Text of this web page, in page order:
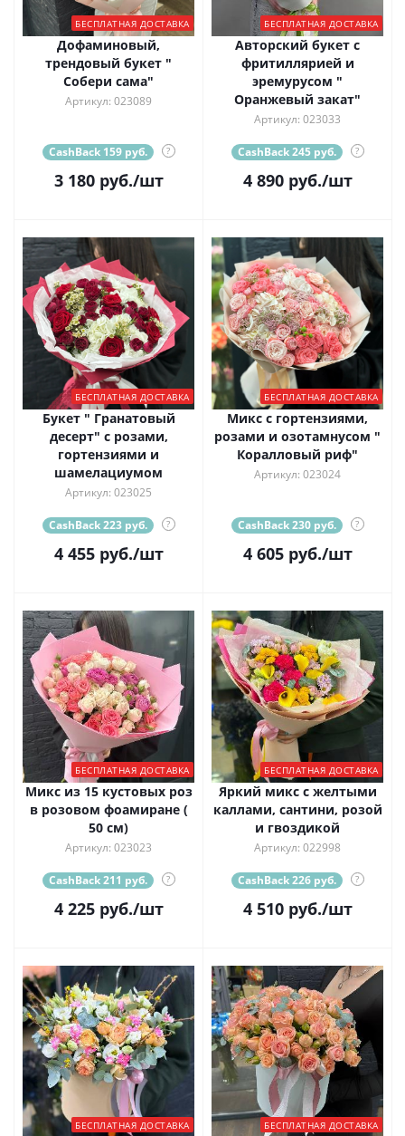
БЕСПЛАТНАЯ ДОСТАВКА
Дофаминовый,
трендовый букет "
Собери сама"
Артикул: 023089
CashBack 159 руб. ?
3 180руб./шт
БЕСПЛАТНАЯ ДОСТАВКА
Авторский букет с
фритиллярией и
эремурусом "
Оранжевый закат"
Артикул: 023033
CashBack 245 руб. ?
4 890руб./шт
БЕСПЛАТНАЯ ДОСТАВКА
Букет " Гранатовый
десерт" с розами,
гортензиями и
шамелациумом
Артикул: 023025
CashBack 223 руб. ?
4 455руб./шт
БЕСПЛАТНАЯ ДОСТАВКА
Микс с гортензиями,
розами и озотамнусом "
Коралловый риф"
Артикул: 023024
CashBack 230 руб. ?
4 605руб./шт
БЕСПЛАТНАЯ ДОСТАВКА
Микс из 15 кустовых роз
в розовом фоамиране (
50 см)
Артикул: 023023
CashBack 211 руб. ?
4 225руб./шт
БЕСПЛАТНАЯ ДОСТАВКА
Яркий микс с желтыми
каллами, сантини, розой
и гвоздикой
Артикул: 022998
CashBack 226 руб. ?
4 510руб./шт
БЕСПЛАТНАЯ ДОСТАВКА БЕСПЛАТНАЯ ДОСТАВКА